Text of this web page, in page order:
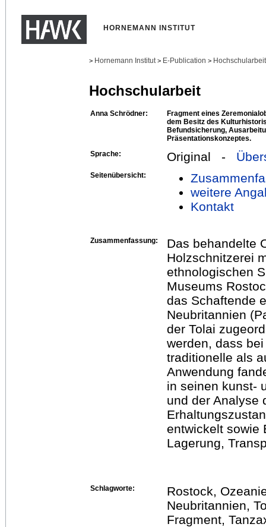
HORNEMANN INSTITUT
> Hornemann Institut > E-Publication >
Hochschularbeit
Anna Schrödner:
Fragment eines
dem Besitz des
Befundsicherung,
Präsentationskonzeptes.
Sprache:
Original -
Seitenübersicht:
weitere
Kontakt
Zusammenfassung:
Das behandelte
Holzschnitzerei
ethnologischen
Museums
das Schaftende
Neubritannien
der Tolai
werden, dass
traditionelle als
Anwendung
in seinen kunst-
und der Analyse
entwickelt sowie
Lagerung,
Schlagworte:
Rostock,
Neubritannien,
Fragment,